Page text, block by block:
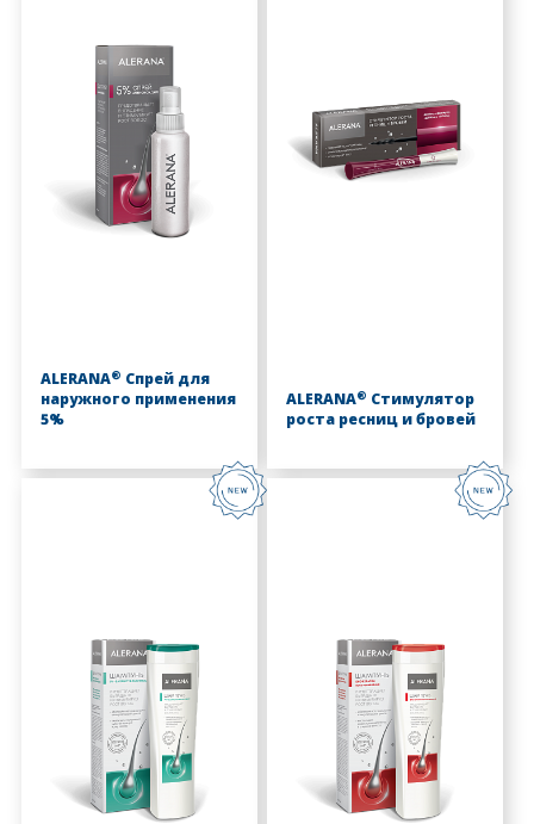
ALERANA® Спрей для
наружного применения
5%
ALERANA® Стимулятор
роста ресниц и бровей